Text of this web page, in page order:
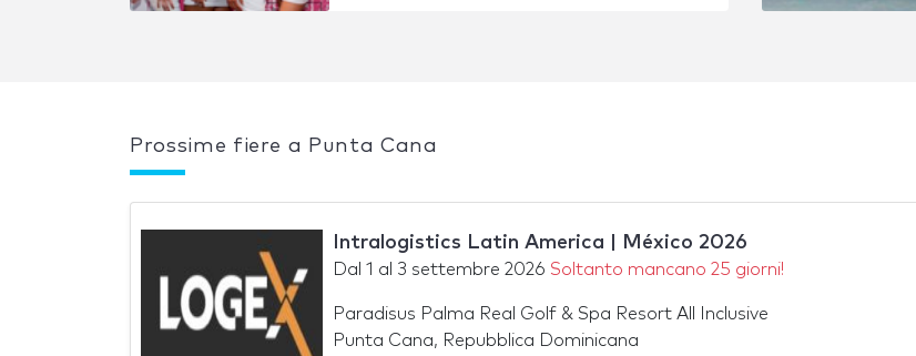
Prossime fiere a Punta Cana
Intralogistics Latin America | México 2026
Dal 1 al 3 settembre 2026 Soltanto mancano 25 giorni!
Paradisus Palma Real Golf & Spa Resort All Inclusive
Punta Cana, Repubblica Dominicana